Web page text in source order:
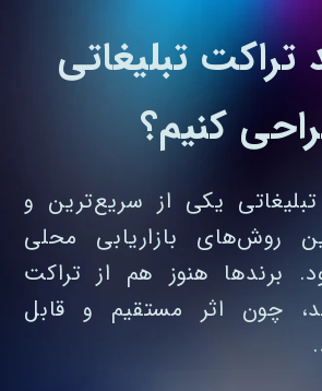
تراکت تبلیغاتی
کنیم؟
یکی از سریع‌ترین و
روش‌های بازاریابی محلی
برندها هنوز هم از تراکت
چون اثر مستقیم و قابل